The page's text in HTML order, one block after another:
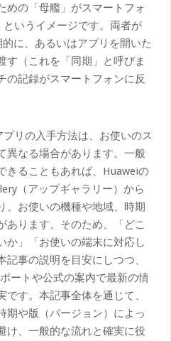
めの「母艦」がスマートフォ
いうイメージです。両者が
に、あるいはアプリを開いた
す（これを「同期」と呼びま
の記録がスマートフォンに反
リの入手方法は、お使いのス
異なる場合があります。一般
きることもあれば、Huaweiの
（アップギャラリー）から
、お使いの機種や地域、時期
あります。そのため、「どこ
か」「お使いの端末に対応し
事の説明を目安にしつつ、
ートや公式の案内で最新の情
す。本記事全体を通じて、
期や版（バージョン）によっ
け、一般的な流れと確実に役